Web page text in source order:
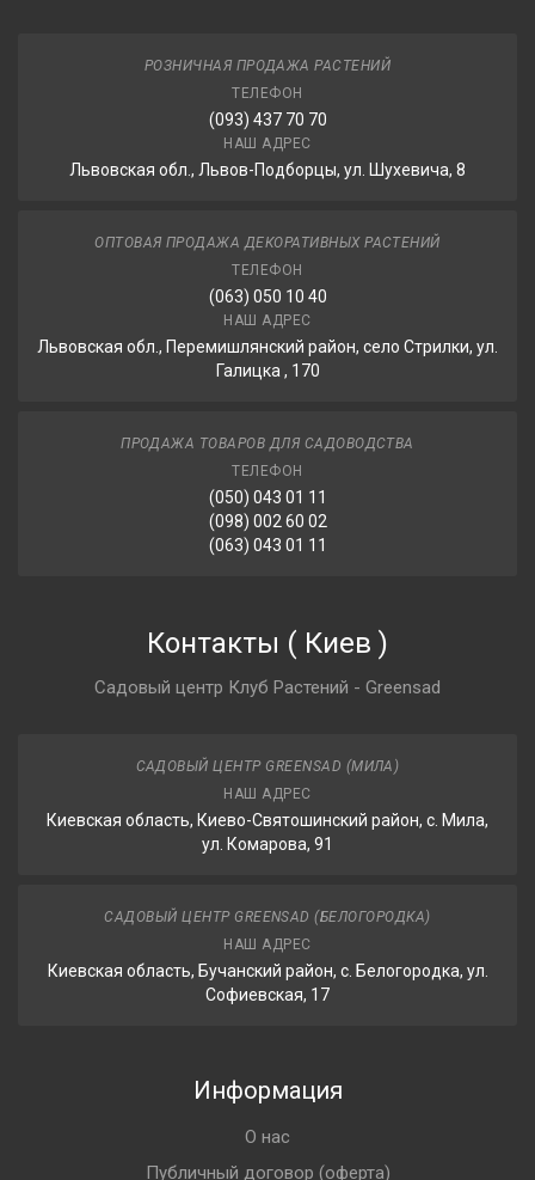
РОЗНИЧНАЯ ПРОДАЖА РАСТЕНИЙ
ТЕЛЕФОН
(093) 437 70 70
НАШ АДРЕС
Львовская обл., Львов-Подборцы, ул. Шухевича, 8
ОПТОВАЯ ПРОДАЖА ДЕКОРАТИВНЫХ РАСТЕНИЙ
ТЕЛЕФОН
(063) 050 10 40
НАШ АДРЕС
Львовская обл., Перемишлянский район, село Стрилки, ул.
Галицка , 170
ПРОДАЖА ТОВАРОВ ДЛЯ САДОВОДСТВА
ТЕЛЕФОН
(050) 043 01 11
(098) 002 60 02
(063) 043 01 11
Контакты ( Киев )
Садовый центр Клуб Растений - Greensad
САДОВЫЙ ЦЕНТР GREENSAD (МИЛА)
НАШ АДРЕС
Киевская область, Киево-Святошинский район, с. Мила,
ул. Комарова, 91
САДОВЫЙ ЦЕНТР GREENSAD (БЕЛОГОРОДКА)
НАШ АДРЕС
Киевская область, Бучанский район, с. Белогородка, ул.
Софиевская, 17
Информация
О нас
Публичный договор (оферта)